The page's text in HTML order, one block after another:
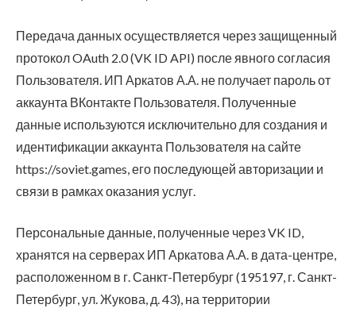
Передача данных осуществляется через защищенный
протокол OAuth 2.0 (VK ID API) после явного согласия
Пользователя. ИП Аркатов А.А. не получает пароль от
аккаунта ВКонтакте Пользователя. Полученные
данные используются исключительно для создания и
идентификации аккаунта Пользователя на сайте
https://soviet.games, его последующей авторизации и
связи в рамках оказания услуг.
Персональные данные, полученные через VK ID,
хранятся на серверах ИП Аркатова А.А. в дата-центре,
расположенном в г. Санкт-Петербург (195197, г. Санкт-
Петербург, ул. Жукова, д. 43), на территории